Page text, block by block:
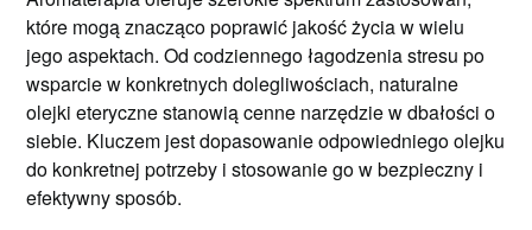
które mogą znacząco poprawić jakość życia w wielu
jego aspektach. Od codziennego łagodzenia stresu po
wsparcie w konkretnych dolegliwościach, naturalne
olejki eteryczne stanowią cenne narzędzie w dbałości o
siebie. Kluczem jest dopasowanie odpowiedniego olejku
do konkretnej potrzeby i stosowanie go w bezpieczny i
efektywny sposób.